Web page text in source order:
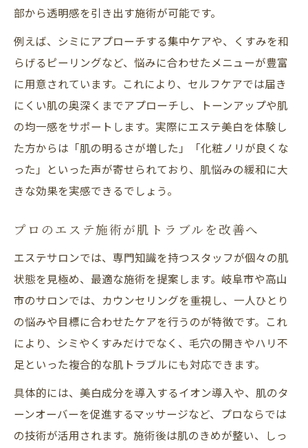
部から透明感を引き出す施術が可能です。
例えば、シミにアプローチする集中ケアや、くすみを和
らげるピーリングなど、悩みに合わせたメニューが豊富
に用意されています。これにより、セルフケアでは届き
にくい肌の奥深くまでアプローチし、トーンアップや肌
の均一感をサポートします。実際にエステ美白を体験し
た方からは「肌の明るさが増した」「化粧ノリが良くな
った」といった声が寄せられており、肌悩みの緩和に大
きな効果を実感できるでしょう。
プロのエステ施術が肌トラブルを改善へ
エステサロンでは、専門知識を持つスタッフが個々の肌
状態を見極め、最適な施術を提案します。岐阜市や高山
市のサロンでは、カウンセリングを重視し、一人ひとり
の悩みや目標に合わせたケアを行うのが特徴です。これ
により、シミやくすみだけでなく、毛穴の開きやハリ不
足といった複合的な肌トラブルにも対応できます。
具体的には、美白成分を導入するイオン導入や、肌のタ
ーンオーバーを促進するマッサージなど、プロならでは
の技術が活用されます。施術後は肌のきめが整い、しっ